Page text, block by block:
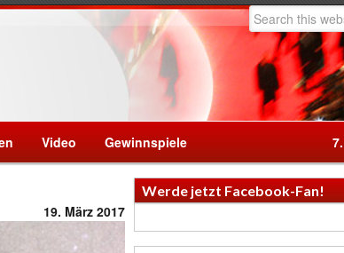
Video Gewinnspiele
19. März 2017
Werde jetzt Facebook-Fan!